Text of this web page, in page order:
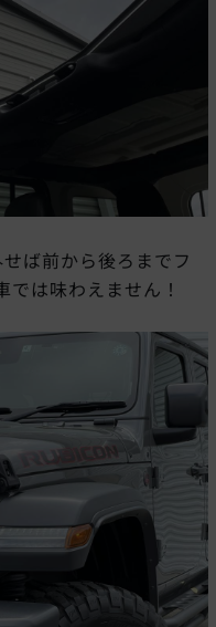
ば前から後ろまでフ
は味わえません！